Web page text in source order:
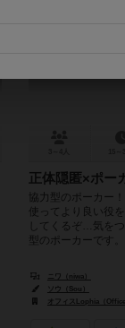
正体隠匿×ポー
協力型のポーカー
使ってより良い役
してくるぞ…気を
型のポーカーです
ニワ（niwa）
ソウ（Sou）
オフィスLophia（